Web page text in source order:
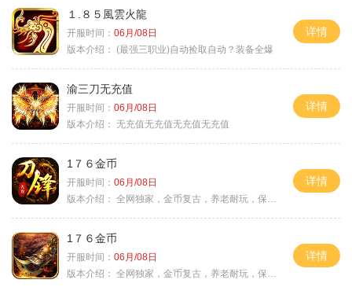
１.８５風雲火龍
开服时间： 06月/08日
版本介绍： (最强三职业)自动捡取自动？装备全爆
详情
渝三刀无充值
开服时间： 06月/08日
版本介绍： 无充值无充值无充值无充值
详情
1７６金币
开服时间： 06月/08日
版本介绍： 全网独家，金币复古，养老耐玩，保底回収
详情
1７６金币
开服时间： 06月/08日
版本介绍： 全网独家，金币复古，养老耐玩，保底回収
详情